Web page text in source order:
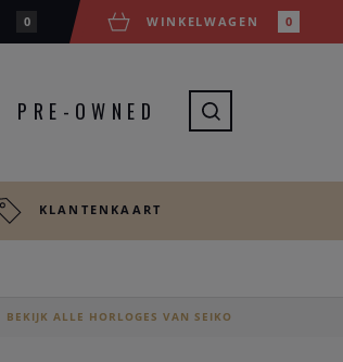
0 WINKELWAGEN 0
PRE-OWNED
KLANTENKAART
BEKIJK ALLE HORLOGES VAN SEIKO